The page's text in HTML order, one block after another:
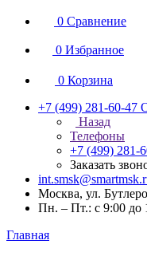
0 Сравнение
0 Избранное
0 Корзина
+7 (499) 281-60-47
Назад
Телефоны
+7 (499) 281-
Заказать
Москва, ул.
Пн. – Пт.: с 9:00 до
Главная